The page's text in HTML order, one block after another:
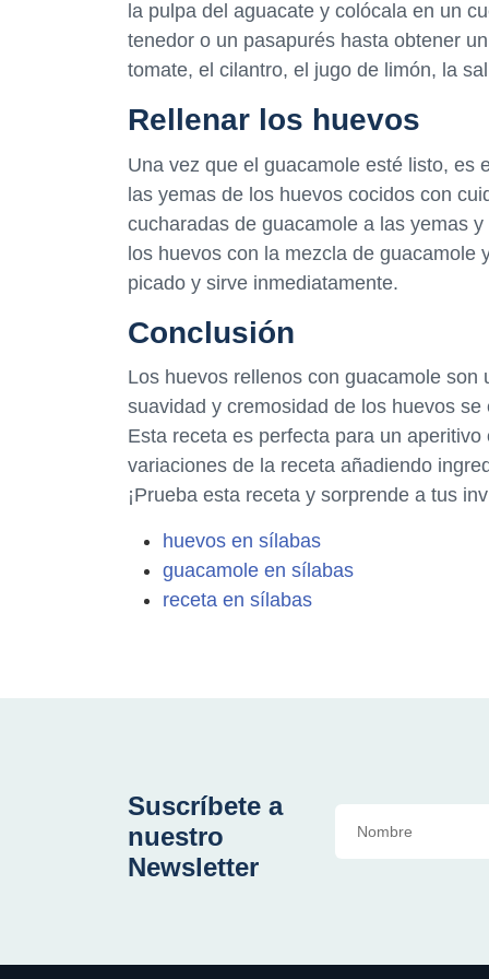
la pulpa del aguacate y colócala en un
tenedor o un pasapurés hasta obtener
tomate, el cilantro, el jugo de limón, la
Rellenar los huevos
Una vez que el guacamole esté listo, es
las yemas de los huevos cocidos con
cucharadas de guacamole a las yemas
los huevos con la mezcla de guacamole
picado y sirve inmediatamente.
Conclusión
Los huevos rellenos con guacamole
suavidad y cremosidad de los huevos
Esta receta es perfecta para un
variaciones de la receta añadiendo
¡Prueba esta receta y sorprende a tus
huevos en sílabas
guacamole en sílabas
receta en sílabas
Suscríbete a
nuestro
Newsletter